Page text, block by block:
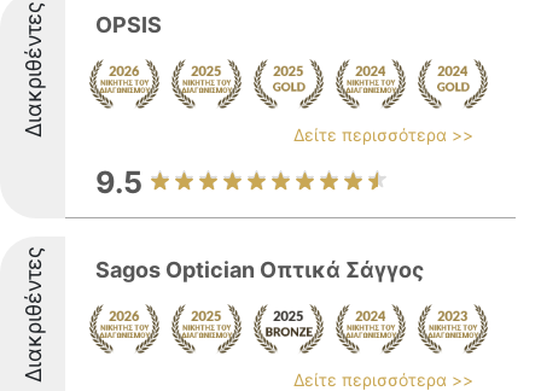
Διακριθέντες OPSIS
Δείτε περισσότερα >>
9.5
Διακριθέντες Sagos Optician Οπτικά Σάγγος
Δείτε περισσότερα >>